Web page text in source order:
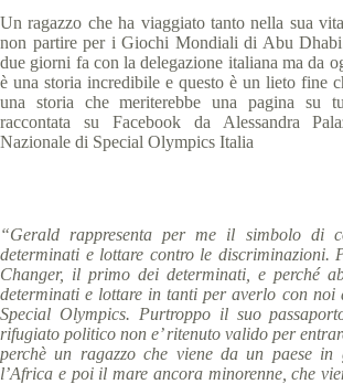
Un ragazzo che ha viaggiato tanto nella sua
non partire per i Giochi Mondiali di Abu
due giorni fa con la delegazione italiana ma da
è una storia incredibile e questo è un lieto fine
una storia che meriterebbe una pagina su
raccontata su Facebook da Alessandra
Nazionale di Special Olympics Italia
“Gerald rappresenta per me il simbolo di
determinati e lottare contro le discriminazioni.
Changer, il primo dei determinati, e perché
determinati e lottare in tanti per averlo con
Special Olympics. Purtroppo il suo
rifugiato politico non e’ ritenuto valido per
perchè un ragazzo che viene da un paese in
l’Africa e poi il mare ancora minorenne, che